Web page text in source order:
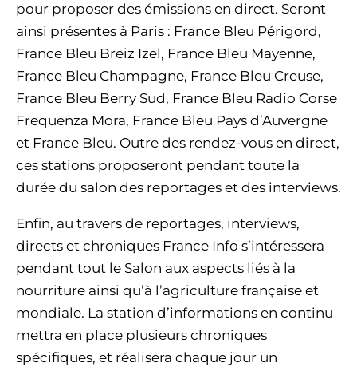
pour proposer des émissions en direct. Seront
ainsi présentes à Paris : France Bleu Périgord,
France Bleu Breiz Izel, France Bleu Mayenne,
France Bleu Champagne, France Bleu Creuse,
France Bleu Berry Sud, France Bleu Radio Corse
Frequenza Mora, France Bleu Pays d’Auvergne
et France Bleu. Outre des rendez-vous en direct,
ces stations proposeront pendant toute la
durée du salon des reportages et des interviews.
Enfin, au travers de reportages, interviews,
directs et chroniques France Info s’intéressera
pendant tout le Salon aux aspects liés à la
nourriture ainsi qu’à l’agriculture française et
mondiale. La station d’informations en continu
mettra en place plusieurs chroniques
spécifiques, et réalisera chaque jour un